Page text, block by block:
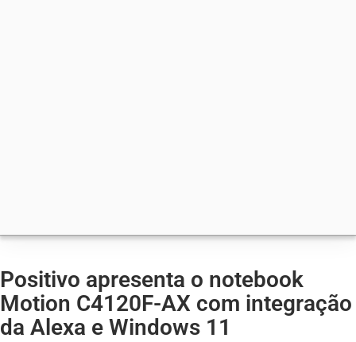
Positivo apresenta o notebook
Motion C4120F-AX com integração
da Alexa e Windows 11